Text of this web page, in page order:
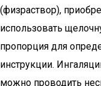
(физраствор),
использовать
пропорция для
инструкции.
можно проводить